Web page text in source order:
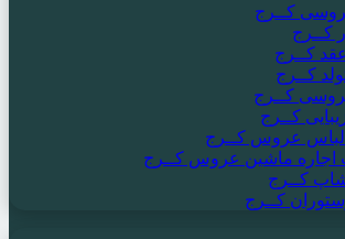
کــرج
کــرج
کــرج
کــرج
کــرج
کــرج
لباس عروس کــرج
اجاره ماشین عروس کــرج
کــرج
کــرج